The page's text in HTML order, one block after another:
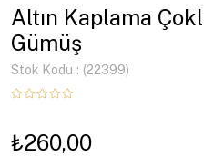
Altın Kaplama
Gümüş
Stok Kodu (22399)
₺260,00